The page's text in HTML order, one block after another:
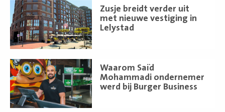
Zusje breidt verder uit
met nieuwe vestiging in
Lelystad
Lees
meer
Waarom Saïd
Mohammadi ondernemer
werd bij Burger Business
Lees
meer